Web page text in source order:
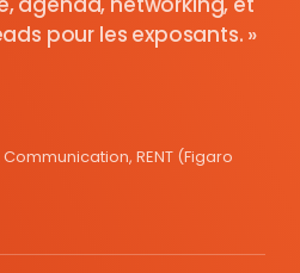
pour les exposants.
RENT (Figaro